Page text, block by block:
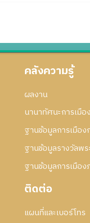
า
ย
คลังความรู้
ผลงาน
นานาทัศนะการเมือ
ฐานข้อมูลการเมือ
ฐานข้อมูลรางวัลพร
ฐานข้อมูลการเมือ
ติดต่อ
แผนที่และเบอร์โทร